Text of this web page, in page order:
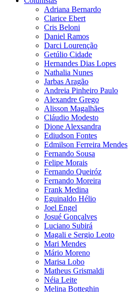
Adriana Bernardo
Clarice Ebert
Cris Beloni
Daniel Ramos
Darci Lourenção
Getúlio Cidade
Hernandes Dias Lopes
Nathalia Nunes
Jarbas Aragão
Andreia Pinheiro Paulo
Alexandre Grego
Alisson Magalhães
Cláudio Modesto
Dione Alexsandra
Ediudson Fontes
Edmilson Ferreira Mendes
Fernando Sousa
Felipe Morais
Fernando Queiróz
Fernando Moreira
Frank Medina
Eguinaldo Hélio
Joel Engel
Josué Gonçalves
Luciano Subirá
Magali e Sergio Leoto
Mari Mendes
Mário Moreno
Marisa Lobo
Matheus Grismaldi
Néia Leite
Melina Botteghin